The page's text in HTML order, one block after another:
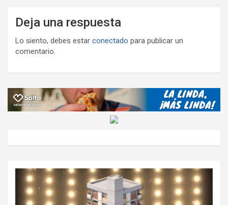
Deja una respuesta
Lo siento, debes estar conectado para publicar un
comentario.